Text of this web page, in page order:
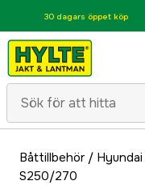
30 dagars öppet köp
Båttillbehör/
S250/270